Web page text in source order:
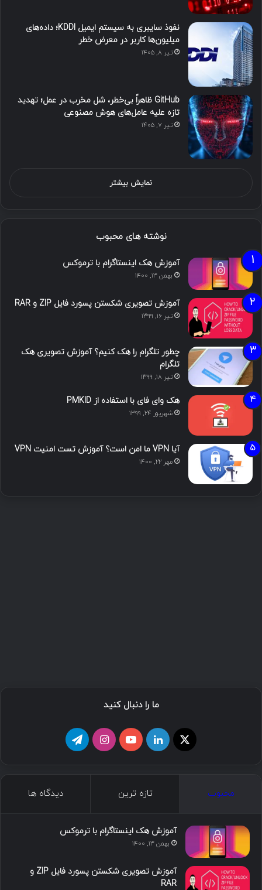
نفوذ سایبری به سیستم ایمیل KDDI؛ داده‌های
میلیون‌ها کاربر در معرض خطر
تیر ۸, ۱۴۰۵
GitHub ظاهراً بی‌خطر، شل مخرب در عمل؛ تهدید
تازه علیه عامل‌های هوش مصنوعی
تیر ۷, ۱۴۰۵
نمایش بیشتر
نوشته های محبوب
آموزش هک اینستاگرام با ترموکس
بهمن ۱۳, ۱۴۰۰
آموزش تصویری شکستن پسورد فایل ZIP و RAR
تیر ۱۶, ۱۳۹۹
چطور تلگرام را هک کنیم؟ آموزش تصویری هک
تلگرام
تیر ۱۸, ۱۳۹۹
هک وای فای با استفاده از PMKID
شهریور ۲۴, ۱۳۹۹
آیا VPN ما امن است؟ آموزش تست امنیت VPN
مهر ۲۲, ۱۴۰۰
ما را دنبال کنید
محبوب تازه ترین دیدگاه ها
آموزش هک اینستاگرام با ترموکس
بهمن ۱۳, ۱۴۰۰
آموزش تصویری شکستن پسورد فایل ZIP و
RAR